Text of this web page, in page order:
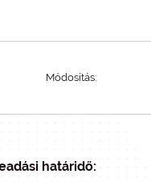
Módosítás:
határidő: